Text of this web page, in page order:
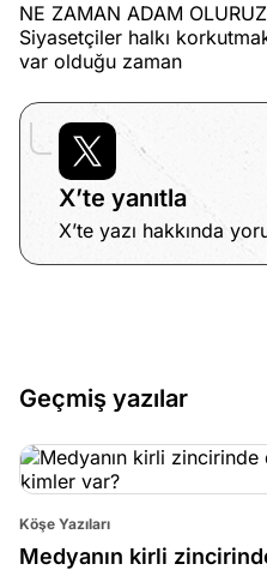
NE ZAMAN ADAM
Siyasetçiler halkı
var olduğu zaman
X’te yanıtla
X’te yazı hakkında
Geçmiş yazılar
Köşe Yazıları
Medyanın kirli